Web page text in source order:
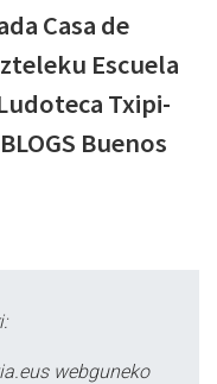
Casa de
Escuela
Txipi-
Buenos
webguneko